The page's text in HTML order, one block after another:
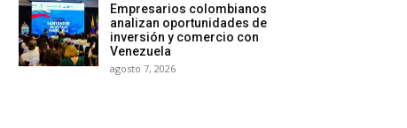
Empresarios colombianos
analizan oportunidades de
inversión y comercio con
Venezuela
agosto 7, 2026